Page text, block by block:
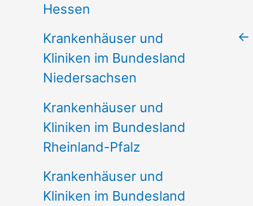
Hessen
Krankenhäuser und
Kliniken im Bundesland
Niedersachsen
Krankenhäuser und
Kliniken im Bundesland
Rheinland-Pfalz
Krankenhäuser und
Kliniken im Bundesland
←